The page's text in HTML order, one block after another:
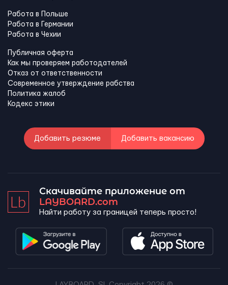
Работа в Польше
Работа в Германии
Работа в Чехии
Публичная оферта
Как мы проверяем работодателей
Отказ от ответственности
Современное утверждение рабства
Политика жалоб
Кодекс этики
Добавить резюме Добавить вакансию
Скачивайте приложение от
LAYBOARD.com
Найти работу за границей теперь просто!